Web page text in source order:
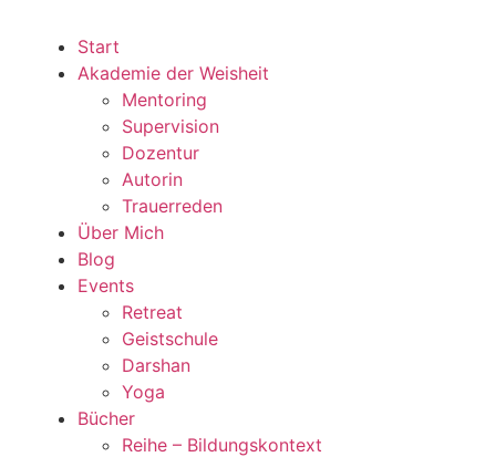
Start
Akademie der Weisheit
Mentoring
Supervision
Dozentur
Autorin
Trauerreden
Über Mich
Blog
Events
Retreat
Geistschule
Darshan
Yoga
Bücher
Reihe – Bildungskontext